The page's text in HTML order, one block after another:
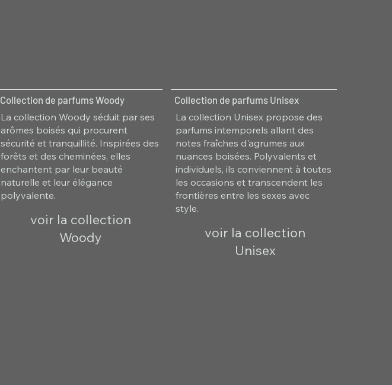
Collection de parfums Woody
La collection Woody séduit par ses
arômes boisés qui procurent
sécurité et tranquillité. Inspirées des
forêts et des cheminées, elles
enchantent par leur beauté
naturelle et leur élégance
polyvalente.
voir la collection
Woody
Collection de parfums Unisex
La collection Unisex propose des
parfums intemporels allant des
notes fraîches d'agrumes aux
nuances boisées. Polyvalents et
individuels, ils conviennent à toutes
les occasions et transcendent les
frontières entre les sexes avec
style.
voir la collection
Unisex